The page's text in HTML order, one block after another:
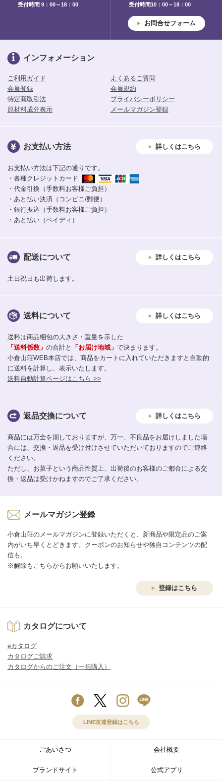
受付時間 9：00～18：00
受付時間10：00～18：00
お問合せフォーム
インフォメーション
ご利用ガイド
よくあるご質問
会員登録
会員規約
特定商取引法
プライバシーポリシー
原材料成分表示
メールマガジン登録
お支払い方法 詳しくはこちら
お支払い方法は下記の通りです。
・各種クレジットカード
・代金引換（手数料お客様ご負担）
・あと払い決済（コンビニ/郵便）
・銀行振込（手数料お客様ご負担）
・あと払い（ペイディ）
配送について 詳しくはこちら
土日祝日も出荷します。
送料について 詳しくはこちら
送料は商品梱包の大きさ・重量を示した
「送料係数」 の合計と 「お届け地域」 で決まります。
小倉山荘WEB本店では、商品をカートに入れていただきますと自動的
に送料を計算し、表示いたします。
送料自動計算ページはこちら >>
返品交換について 詳しくはこちら
商品には万全を期しておりますが、万一、不良品をお届けしました場
合には、交換・返品を受け付けさせていただいておりますのでご連絡
ください。
ただし、お菓子という商品性質上、出荷後のお客様のご都合による交
換・返品は受けかねますのでご了承ください。
メールマガジン登録
小倉山荘のメールマガジンに登録いただくと、新商品や限定品のご案
内がいち早くとどきます。クーポンのお知らせや独自コンテンツの配
信も。
※解除もこちらからお願いいたします。
登録はこちら
カタログについて
eカタログ
カタログご請求
カタログからのご注文（一括購入）
LINE友達登録はこちら
ごあいさつ 会社概要
ブランドサイト 公式アプリ